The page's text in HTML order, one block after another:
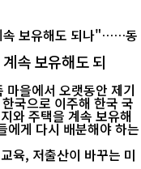
속 보유해도 되
을에서 오랫동안 제기
국으로 이주해 한국 국
와 주택을 계속 보유해
에게 다시 배분해야 하는